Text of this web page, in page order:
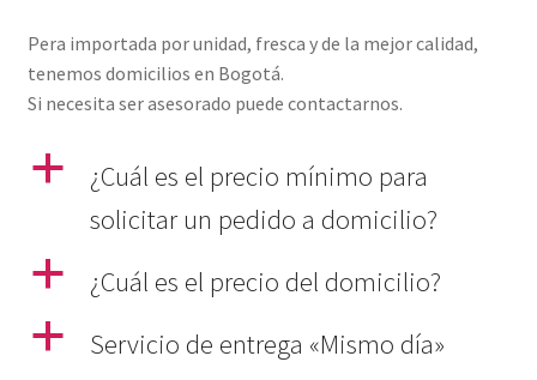
Pera importada por unidad, fresca y de la mejor calidad,
tenemos domicilios en Bogotá.
Si necesita ser asesorado puede contactarnos.
a
¿Cuál es el precio mínimo para
solicitar un pedido a domicilio?
a
¿Cuál es el precio del domicilio?
a
Servicio de entrega «Mismo día»